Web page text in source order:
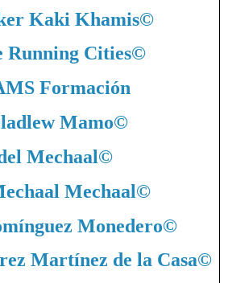
Kaki Khamis©
Running Cities©
Formación
Mamo©
Mechaal©
Mechaal©
Monedero©
Martínez de la Casa©